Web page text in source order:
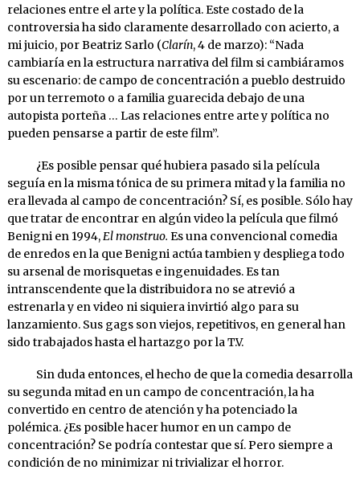
relaciones entre el arte y la política. Este costado de la
controversia ha sido claramente desarrollado con acierto, a
mi juicio, por Beatriz Sarlo (Clarín, 4 de marzo): “Nada
cambiaría en la estructura narrativa del film si cambiáramos
su escenario: de campo de concentración a pueblo destruido
por un terremoto o a familia guarecida debajo de una
autopista porteña … Las relaciones entre arte y política no
pueden pensarse a partir de este film”.
¿Es posible pensar qué hubiera pasado si la película
seguía en la misma tónica de su primera mitad y la familia no
era llevada al campo de concentración? Sí, es posible. Sólo hay
que tratar de encontrar en algún video la película que filmó
Benigni en 1994,El monstruo. Es una convencional comedia
de enredos en la que Benigni actúa tambien y despliega todo
su arsenal de morisquetas e ingenuidades. Es tan
intranscendente que la distribuidora no se atrevió a
estrenarla y en video ni siquiera invirtió algo para su
lanzamiento. Sus gags son viejos, repetitivos, en general han
sido trabajados hasta el hartazgo por la T.V.
Sin duda entonces, el hecho de que la comedia desarrolla
su segunda mitad en un campo de concentración, la ha
convertido en centro de atención y ha potenciado la
polémica. ¿Es posible hacer humor en un campo de
concentración? Se podría contestar que sí. Pero siempre a
condición de no minimizar ni trivializar el horror.